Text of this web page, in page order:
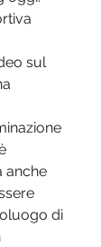
sul
anche
di